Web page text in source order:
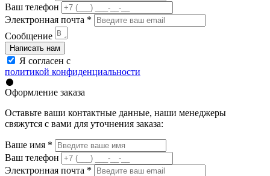
Ваш телефон
Электронная почта *
Сообщение
Написать нам
Я согласен с
политикой конфиденциальности
Оформление заказа
Оставьте ваши контактные данные, наши менеджеры
свяжутся с вами для уточнения заказа:
Ваше имя *
Ваш телефон
Электронная почта *